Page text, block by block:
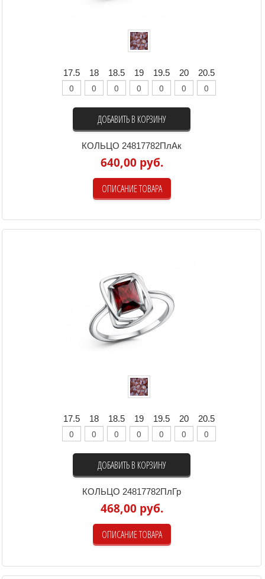
17.5 18 18.5 19 19.5 20 20.5
ДОБАВИТЬ В КОРЗИНУ
КОЛЬЦО 24817782ПлАк
640,00 руб.
ОПИСАНИЕ ТОВАРА
17.5 18 18.5 19 19.5 20 20.5
ДОБАВИТЬ В КОРЗИНУ
КОЛЬЦО 24817782ПлГр
468,00 руб.
ОПИСАНИЕ ТОВАРА